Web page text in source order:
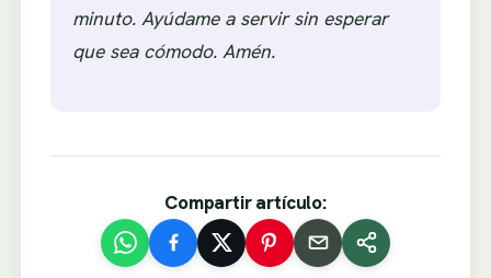
minuto. Ayúdame a servir sin esperar
que sea cómodo. Amén.
Compartir artículo: